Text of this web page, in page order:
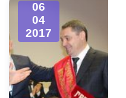
06
04
2017